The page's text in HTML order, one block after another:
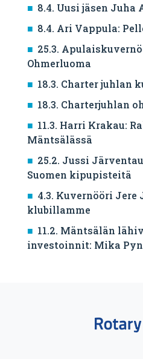
8.4. Uusi jäsen Juha
8.4. Ari Vappula:
25.3.
Ohmerluoma
18.3. Charter juhlan
18.3. Charterjuhlan
11.3. Harri Krakau:
Mäntsälässä
25.2. Jussi
Suomen kipupisteitä
4.3. Kuvernööri
klubillamme
11.2. Mäntsälän
investoinnit: Mika